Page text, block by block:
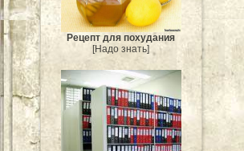
Рецепт для похудания
[Надо знать]